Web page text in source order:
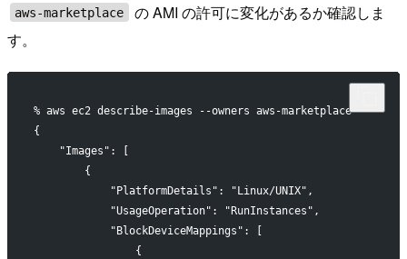
aws-marketplace
の AMI の許可に変化があるか確認しま
す。
% aws ec2 describe-images --owners aws-marketplace
{
    "Images": [
        {
            "PlatformDetails": "Linux/UNIX",
            "UsageOperation": "RunInstances",
            "BlockDeviceMappings": [
                {